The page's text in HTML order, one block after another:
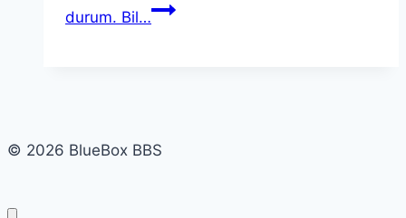
durum. Bil…
© 2026 BlueBox BBS